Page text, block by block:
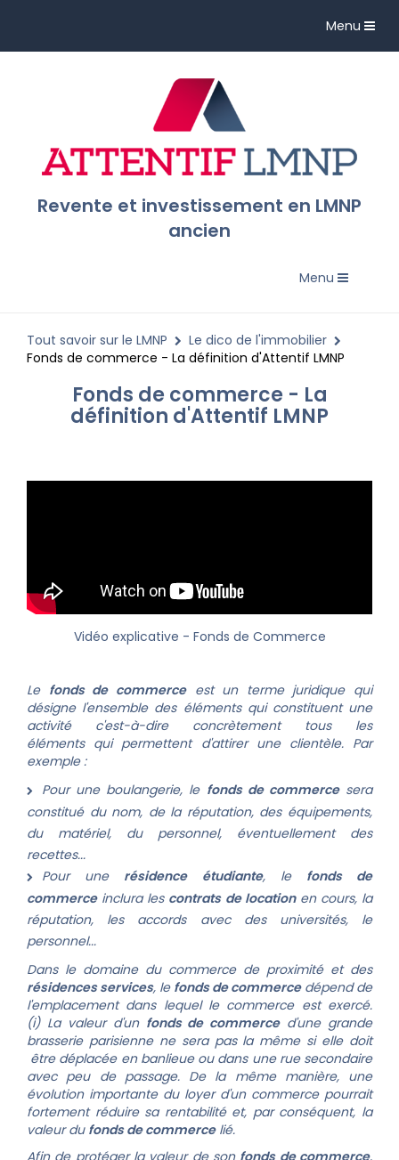
Toggle
Menu
Revente et investissement en LMNP
ancien
Toggle
Menu
Tout savoir sur le LMNP
Le dico de l'immobilier
Fonds de commerce - La définition d'Attentif LMNP
Fonds de commerce - La
définition d'Attentif LMNP
Vidéo explicative - Fonds de Commerce
Le fonds de commerceest un terme juridique qui
désigne l'ensemble des éléments qui constituent une
activité c'est-à-dire concrètement tous les
éléments qui permettent d'attirer une clientèle. Par
exemple :
Pour une boulangerie, le fonds de commercesera
constitué du nom, de la réputation, des équipements,
du matériel, du personnel, éventuellement des
recettes...
Pour une résidence étudiante, le fonds de
commerceinclura les contrats de locationen cours, la
réputation, les accords avec des universités, le
personnel...
Dans le domaine du commerce de proximité et des
résidences services, le fonds de commercedépend de
l'emplacement dans lequel le commerce est exercé.
(i) La valeur d'un fonds de commerced'une grande
brasserie parisienne ne sera pas la même si elle doit
être déplacée en banlieue ou dans une rue secondaire
avec peu de passage. De la même manière, une
évolution importante du loyer d'un commerce pourrait
fortement réduire sa rentabilité et, par conséquent, la
valeur du fonds de commercelié.
Afin de protéger la valeur de son fonds de commerce,